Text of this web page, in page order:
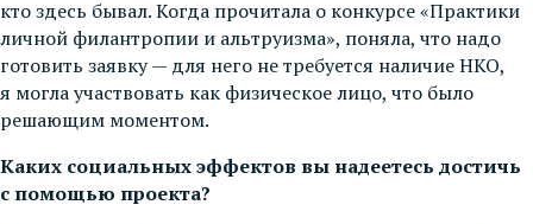
кто здесь бывал. Когда прочитала о конкурсе «Практики
личной филантропии и альтруизма», поняла, что надо
готовить заявку — для него не требуется наличие НКО,
я могла участвовать как физическое лицо, что было
решающим моментом.
Каких социальных эффектов вы надеетесь достичь
с помощью проекта?